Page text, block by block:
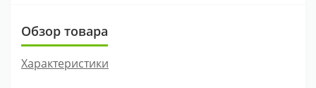
Обзор товара
Характеристики